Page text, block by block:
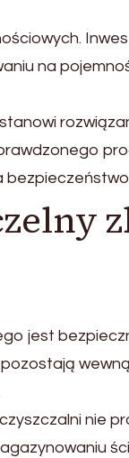
na
jest
nie